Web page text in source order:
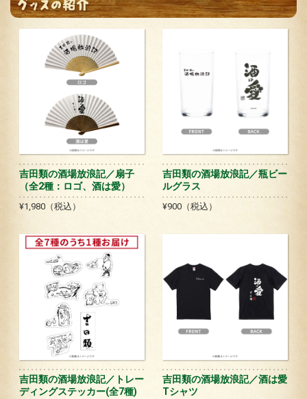
ご意見・ご感想 会社情報
吉田類の酒場放浪記／扇子
（全2種：ロゴ、酒は愛）
¥1,980（税込）
吉田類の酒場放浪記／瓶ビー
ルグラス
¥900（税込）
吉田類の酒場放浪記／トレー
ディングステッカー(全7種)
吉田類の酒場放浪記／酒は愛
Tシャツ